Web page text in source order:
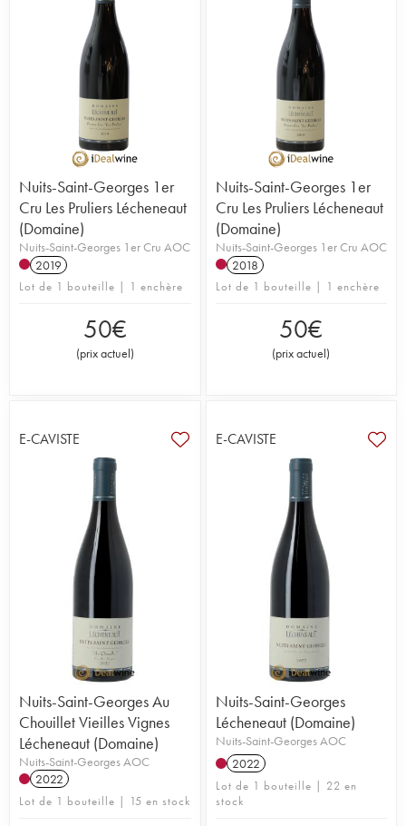
Nuits-Saint-Georges 1er
Cru Les Pruliers Lécheneaut
(Domaine)
Nuits-Saint-Georges 1er Cru AOC
2019
Lot de 1 bouteille | 1 enchère
50€
(prix actuel)
Nuits-Saint-Georges 1er
Cru Les Pruliers Lécheneaut
(Domaine)
Nuits-Saint-Georges 1er Cru AOC
2018
Lot de 1 bouteille | 1 enchère
50€
(prix actuel)
E-CAVISTE
Nuits-Saint-Georges Au
Chouillet Vieilles Vignes
Lécheneaut (Domaine)
Nuits-Saint-Georges AOC
2022
Lot de 1 bouteille | 15 en stock
E-CAVISTE
Nuits-Saint-Georges
Lécheneaut (Domaine)
Nuits-Saint-Georges AOC
2022
Lot de 1 bouteille | 22 en
stock